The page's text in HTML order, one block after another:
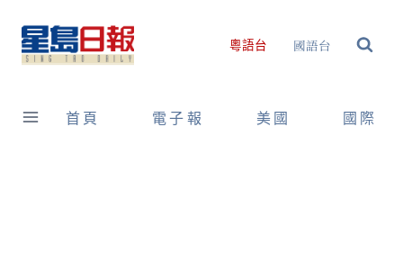
content
粵語台 國語台
首頁 電子報 美國 國際